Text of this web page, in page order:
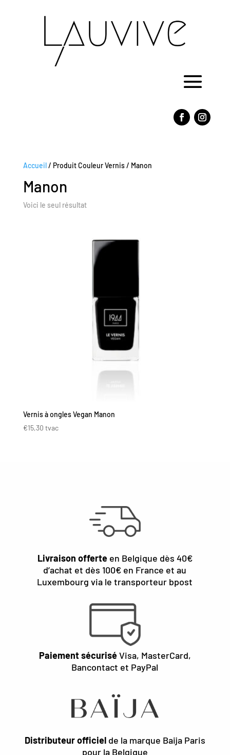
Accueil / Produit Couleur Vernis / Manon
Manon
Voici le seul résultat
Vernis à ongles Vegan Manon
€15,30 tvac
Livraison offerteen Belgique dès 40€
d’achat et dès 100€ en France et au
Luxembourg via le transporteur bpost
Paiement sécuriséVisa, MasterCard,
Bancontact et PayPal
Distributeur officielde la marque Baija Paris
pour la Belgique